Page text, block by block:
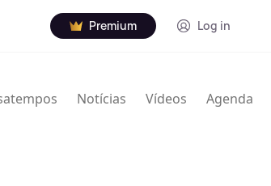
Premium Log in
Notícias Vídeos Agenda